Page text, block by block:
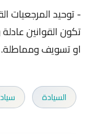
- توحيد المرجعيات
تكون القوانين
او تسويف ومماطلة.
السيادة